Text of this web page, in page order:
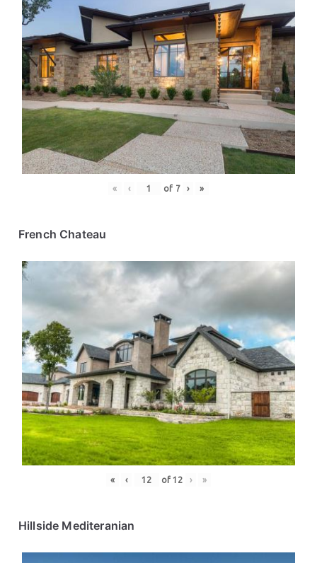
« ‹ of 7 › »
French Chateau
« ‹ of12 › »
Hillside Mediteranian